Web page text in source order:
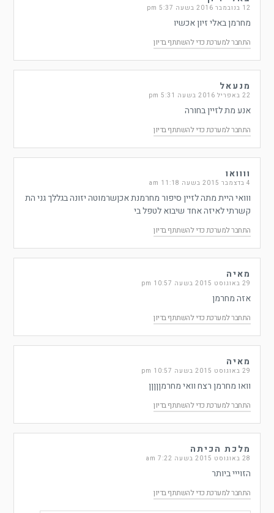
12 בנובמבר 2016 בשעה 5:37 pm
מחרמן באלי זיון אכשיו
התחבר למערכת כדי להשתתף בדיון
מנעאל
22 באפריל 2016 בשעה 5:31 pm
אנע מת לזיין בחורה
התחבר למערכת כדי להשתתף בדיון
וווואו
4 בדצמבר 2015 בשעה 11:18 am
ווואי היית מתה לזיין סיפור מחרמנת אכןשרמוטה יזונה בגללך גני הת
קשרתי לאיזה אחד שיבוא לטפל בי
התחבר למערכת כדי להשתתף בדיון
מאיה
29 באוגוסט 2015 בשעה 10:57 pm
אזה מחרמן
התחבר למערכת כדי להשתתף בדיון
מאיה
29 באוגוסט 2015 בשעה 10:57 pm
וואו מחרמן רצח וואי מחרמןןןןן
התחבר למערכת כדי להשתתף בדיון
מלכת הכיתה
28 באוגוסט 2015 בשעה 7:22 am
הזוייי ביותר
התחבר למערכת כדי להשתתף בדיון